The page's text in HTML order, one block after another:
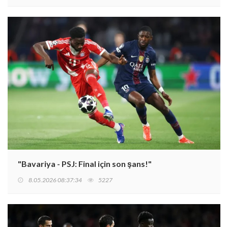
"Bavariya - PSJ: Final için son şans!"
8.05.2026 08:37:34 5227